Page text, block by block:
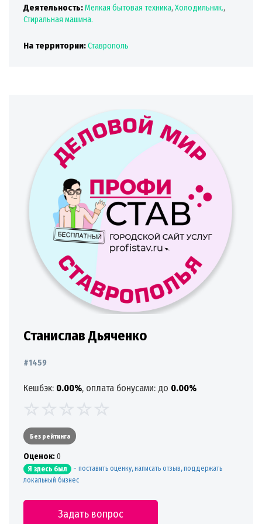
Деятельность:Мелкая бытовая техника, Холодильник.,
Стиральная машина.
На территории:Ставрополь
Станислав Дьяченко
#1459
Кешбэк: 0.00%, оплата бонусами: до 0.00%
Без рейтинга
Oценок:0
Я здесь был - поставить оценку, написать отзыв, поддержать
локальный бизнес
Задать вопрос